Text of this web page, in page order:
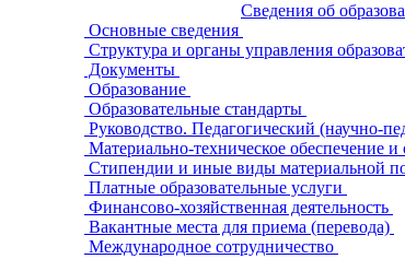
Сведения об
Основные сведения
Структура и органы управления
Документы
Образование
Образовательные стандарты
Руководство. Педагогический (научно-
Материально-техническое обеспечение и
Стипендии и иные виды материальной
Платные образовательные услуги
Финансово-хозяйственная деятельность
Вакантные места для приема (перевода)
Международное сотрудничество